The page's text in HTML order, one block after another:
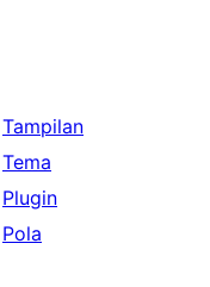
Tampilan
Tema
Plugin
Pola